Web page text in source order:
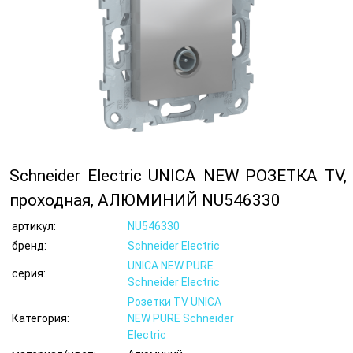
Schneider Electric UNICA NEW РОЗЕТКА TV,
проходная, АЛЮМИНИЙ NU546330
артикул:
NU546330
бренд:
Schneider Electric
серия:
UNICA NEW PURE
Schneider Electric
Категория:
Розетки TV UNICA
NEW PURE Schneider
Electric